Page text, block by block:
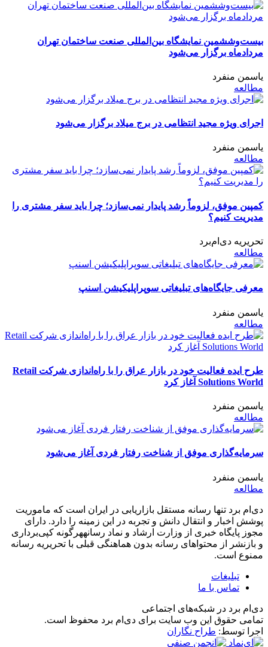
بیست‌وششمین نمایشگاه بین‌المللی صنعت ساختمان تهران
مردادماه برگزار می‌شود
یاسمن منفرد
مطالعه
اجرای ویژه مجید انتظامی در برج میلاد برگزار می‌شود
یاسمن منفرد
مطالعه
کمپین موفق، لزوماً رشد پایدار نمی‌سازد؛ چرا باید سفر مشتری را
مدیریت کنیم؟
تحریریه دی‌ام‌برد
مطالعه
معرفی جایگاه‌های تبلیغاتی سوپراپلیکیشن اسنپ
یاسمن منفرد
مطالعه
طرح ایده فعالیت خود در بازار عراق را با راه‌اندازی شرکت Retail
Solutions World آغاز کرد
یاسمن منفرد
مطالعه
سرمایه‌گذاری موفق از شناخت رفتار فردی آغاز می‌شود
یاسمن منفرد
مطالعه
دی‌ام برد تنها رسانه مستقل بازاریابی در ایران است که ماموریت
پوشش اخبار و انتقال دانش و تجربه در این زمینه را دارد. دارای
مجوز پایگاه خبری از وزارت ارشاد و نماد رسانههرگونه کپی‌برداری
و بازنشر از محتواهای رسانه بدون هماهنگی قبلی با تحریریه رسانه
ممنوع است.
تبلیغات
تماس با ما
دی‌ام برد در شبکه‌های اجتماعی
تمامی حقوق این وب سایت برای دی‌ام برد محفوظ است.
اجرا توسط: طراح نگاران